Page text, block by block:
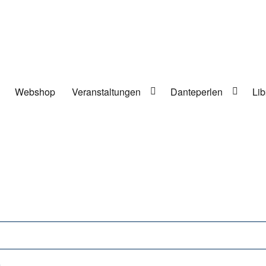
Webshop Veranstaltungen Danteperlen